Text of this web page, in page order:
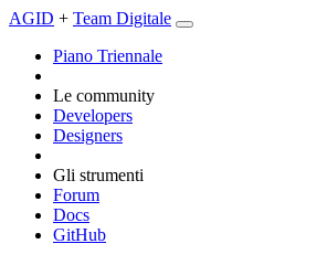
AGID + Team Digitale
Piano Triennale
Le community
Developers
Designers
Gli strumenti
Forum
Docs
GitHub